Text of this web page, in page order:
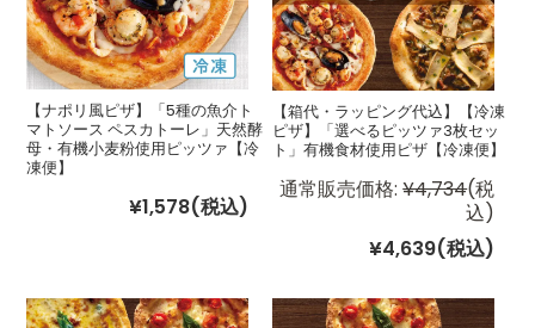
【ナポリ風ピザ】「5種の魚介ト
マトソース ペスカトーレ」天然酵
母・有機小麦粉使用ピッツァ【冷
凍便】
¥1,578(税込)
【箱代・ラッピング代込】【冷凍
ピザ】「選べるピッツァ3枚セッ
ト」有機食材使用ピザ【冷凍便】
通常販売価格: ¥4,734(税
込)
¥4,639(税込)